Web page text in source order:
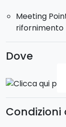
Esso - 93100,
Meeting
rifornimento
Dove